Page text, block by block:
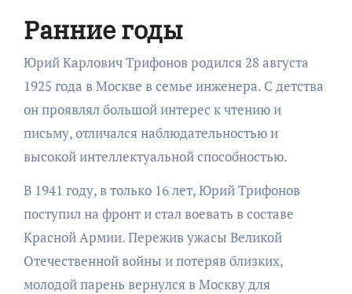
Ранние годы
Юрий Карлович Трифонов родился 28 августа
1925 года в Москве в семье инженера. С детства
он проявлял большой интерес к чтению и
письму, отличался наблюдательностью и
высокой интеллектуальной способностью.
В 1941 году, в только 16 лет, Юрий Трифонов
поступил на фронт и стал воевать в составе
Красной Армии. Пережив ужасы Великой
Отечественной войны и потеряв близких,
молодой парень вернулся в Москву для